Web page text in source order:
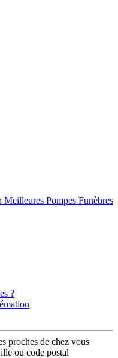
Pompes Funèbres
?
proches de chez vous
ou code postal